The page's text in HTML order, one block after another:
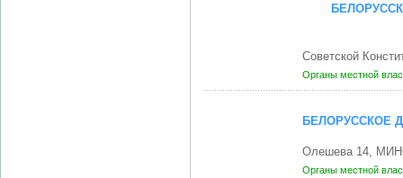
Советской
Органы местной
БЕЛОРУССКОЕ
Олешева 14,
Органы местной